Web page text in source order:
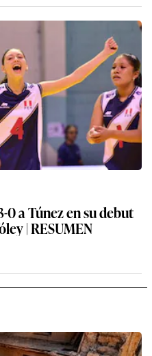
0 a Túnez en su debut
| RESUMEN